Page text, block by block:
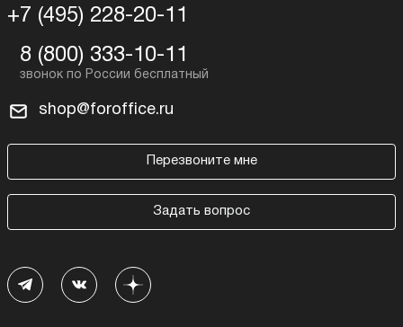
+7 (495) 228-20-11
8 (800) 333-10-11
shop@foroffice.ru
Перезвоните мне
Задать вопрос